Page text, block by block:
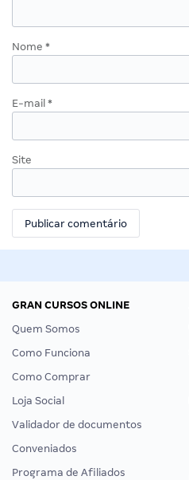
Nome *
E-mail *
Site
GRAN CURSOS ONLINE
Quem Somos
Como Funciona
Como Comprar
Loja Social
Validador de documentos
Conveniados
Programa de Afiliados